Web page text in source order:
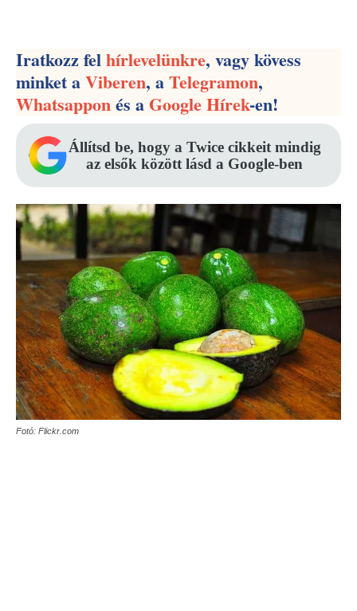
Iratkozz felhírlevelünkre, vagy kövess
minket aViberen, aTelegramon,
Whatsapponés aGoogle Hírek-en!
Állítsd be, hogy a Twice cikkeit mindig
az elsők között lásd a Google-ben
Fotó: Flickr.com